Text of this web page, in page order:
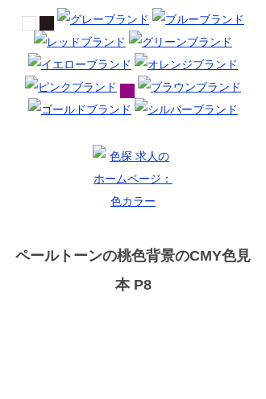
ペールトーンの桃色背景のCMY色見
本 P8